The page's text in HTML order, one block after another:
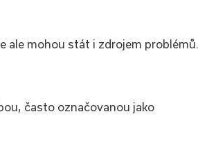
ale mohou stát i zdrojem problémů.
často označovanou jako